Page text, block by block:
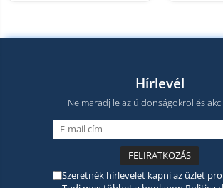
Hírlevél
Ne maradj le az újdonságokrol és
Szeretnék hírlevelet kapni az üzlet